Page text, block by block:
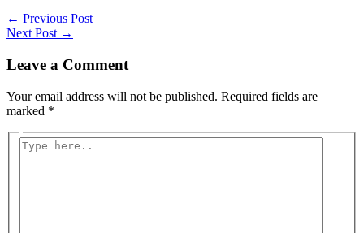
← Previous Post
Next Post →
Leave a Comment
Your email address will not be published. Required fields are
marked *
Type